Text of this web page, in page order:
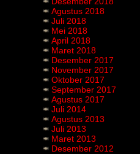
Agustus 2018
Juli 2018
Mei 2018
April 2018
Maret 2018
Desember 2017
November 2017
Oktober 2017
September 2017
Agustus 2017
Juli 2014
Agustus 2013
Juli 2013
Maret 2013
Desember 2012